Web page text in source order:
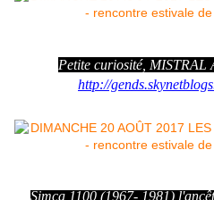
Petite curiosité, MISTRAL
http://
Simca 1100 (1967- 1981)